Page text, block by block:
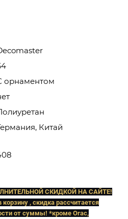
орнаментом
Китай
СКИДКОЙ НА САЙТЕ!
, скидка рассчитается
от суммы! *кроме Orac,